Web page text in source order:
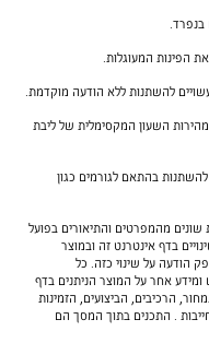
בנפרד.
הפינות המעוגלות.
להשתנות ללא הודעה מוקדמת.
השעון המקסימלית של ליבת
בהתאם לגורמים כגון
שונים מהמפרטים והתיאורים בפועל
בדף אינטרנט זה ובמוצר
הודעה על שינוי כזה. כל
אחר על המוצר הניתנים בדף
הרכיבים, הביצועים, הזמינות
. התכנים בתוך המסך הם